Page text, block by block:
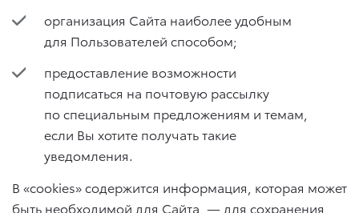
организация Сайта наиболее удобным
для Пользователей способом;
предоставление возможности
подписаться на почтовую рассылку
по специальным предложениям и темам,
если Вы хотите получать такие
уведомления.
В «cookies» содержится информация, которая может
быть необходимой для Сайта, — для сохранения